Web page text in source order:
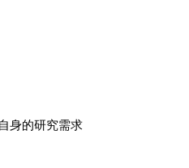
身的研究需求